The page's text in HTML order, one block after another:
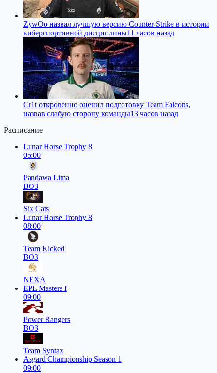
ZywOo назвал лучшую версию Counter-Strike в истории
киберспортивной дисциплины11 часов назад
Cr1t откровенно оценил подготовку Team Falcons,
назвав слабую сторону команды13 часов назад
Расписание
Lunar Horse Trophy 8
05:00
Pandawa Lima
BO3
Six Cats
Lunar Horse Trophy 8
08:00
Team Kicked
BO3
NEXA
EPL Masters I
09:00
Power Rangers
BO3
Team Syntax
Asgard Championship Season 1
09:00